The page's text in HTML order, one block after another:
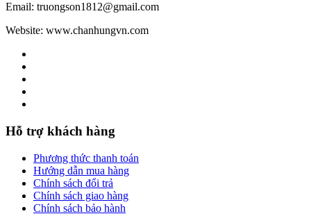
Email: truongson1812@gmail.com
Website: www.chanhungvn.com
Hỗ trợ khách hàng
Phương thức thanh toán
Hướng dẫn mua hàng
Chính sách đổi trả
Chính sách giao hàng
Chính sách bảo hành